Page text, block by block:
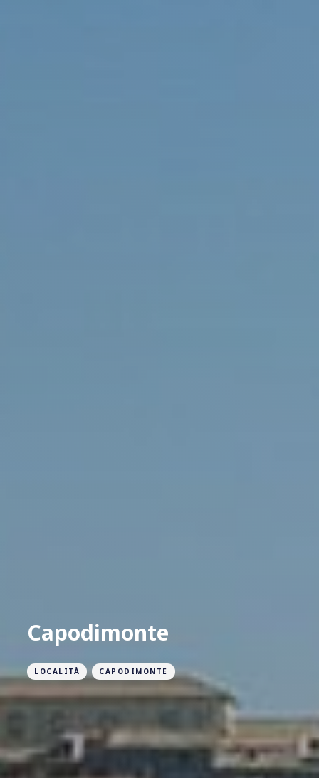
Capodimonte
LOCALITÀ CAPODIMONTE